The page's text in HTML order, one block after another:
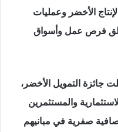
الأخضر وعمليات
خلق فرص عمل وأسواق
جائزة التمويل الأخضر،
والمستثمرين
صفرية في مبانيهم